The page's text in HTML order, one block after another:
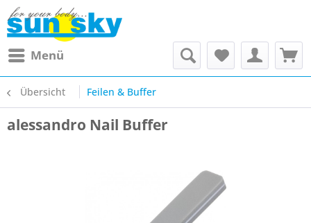
Menü
Übersicht Feilen & Buffer
alessandro Nail Buffer